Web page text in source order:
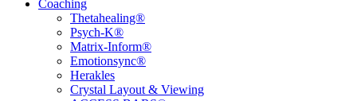
Coaching
Thetahealing®
Psych-K®
Matrix-Inform®
Emotionsync®
Herakles
Crystal Layout & Viewing